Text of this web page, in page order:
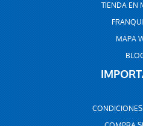
TIENDA EN
MAPA